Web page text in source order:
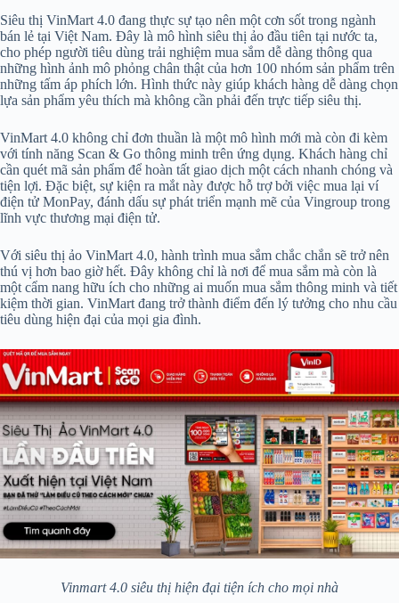
Siêu thị VinMart 4.0 đang thực sự tạo nên một cơn sốt trong ngành
bán lẻ tại Việt Nam. Đây là mô hình siêu thị ảo đầu tiên tại nước ta,
cho phép người tiêu dùng trải nghiệm mua sắm dễ dàng thông qua
những hình ảnh mô phỏng chân thật của hơn 100 nhóm sản phẩm trên
những tấm áp phích lớn. Hình thức này giúp khách hàng dễ dàng chọn
lựa sản phẩm yêu thích mà không cần phải đến trực tiếp siêu thị.
VinMart 4.0 không chỉ đơn thuần là một mô hình mới mà còn đi kèm
với tính năng Scan & Go thông minh trên ứng dụng. Khách hàng chỉ
cần quét mã sản phẩm để hoàn tất giao dịch một cách nhanh chóng và
tiện lợi. Đặc biệt, sự kiện ra mắt này được hỗ trợ bởi việc mua lại ví
điện tử MonPay, đánh dấu sự phát triển mạnh mẽ của Vingroup trong
lĩnh vực thương mại điện tử.
Với siêu thị ảo VinMart 4.0, hành trình mua sắm chắc chắn sẽ trở nên
thú vị hơn bao giờ hết. Đây không chỉ là nơi để mua sắm mà còn là
một cẩm nang hữu ích cho những ai muốn mua sắm thông minh và tiết
kiệm thời gian. VinMart đang trở thành điểm đến lý tưởng cho nhu cầu
tiêu dùng hiện đại của mọi gia đình.
Vinmart 4.0 siêu thị hiện đại tiện ích cho mọi nhà